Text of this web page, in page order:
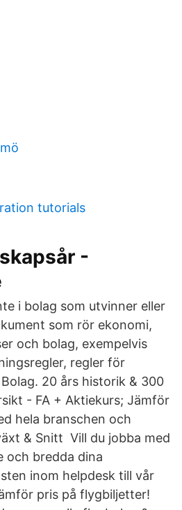
tutorials
-
i bolag som utvinner eller
som rör ekonomi,
och bolag, exempelvis
regler för
20 års historik & 300
- FA + Aktiekurs; Jämför
hela branschen och
& Snitt Vill du jobba med
och bredda dina
inom helpdesk till vår
pris på flygbiljetter!